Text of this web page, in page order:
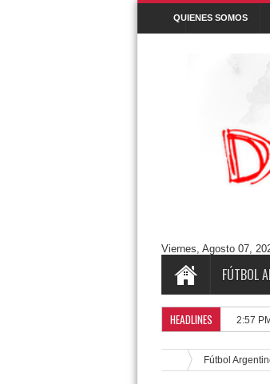
QUIENES SOMOS
Cuentos/
Aguántanos
Tweets by DonPatadon
Viernes, Agosto 07,
FÚTBOL
HEADLINES 2:57 PM
Fútbol